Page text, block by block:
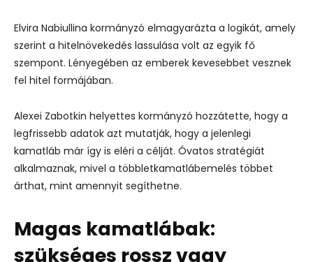
Elvira Nabiullina kormányzó elmagyarázta a logikát, amely
szerint a hitelnövekedés lassulása volt az egyik fő
szempont. Lényegében az emberek kevesebbet vesznek
fel hitel formájában.
Alexei Zabotkin helyettes kormányzó hozzátette, hogy a
legfrissebb adatok azt mutatják, hogy a jelenlegi
kamatláb már így is eléri a célját. Óvatos stratégiát
alkalmaznak, mivel a többletkamatlábemelés többet
árthat, mint amennyit segíthetne.
Magas kamatlábak:
szükséges rossz vagy